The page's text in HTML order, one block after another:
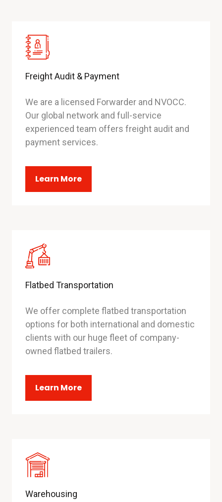
Freight Audit & Payment
We are a licensed Forwarder and NVOCC.
Our global network and full-service
experienced team offers freight audit and
payment services.
Learn More
Flatbed Transportation
We offer complete flatbed transportation
options for both international and domestic
clients with our huge fleet of company-
owned flatbed trailers.
Learn More
Warehousing